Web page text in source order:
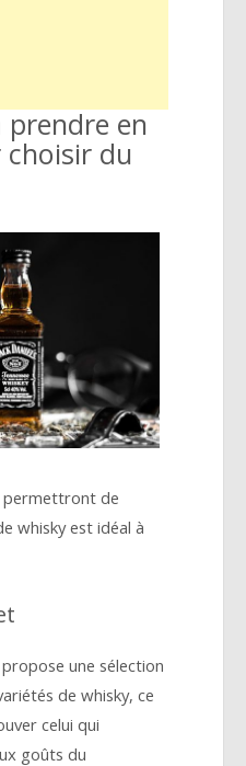
prendre en
du
permettront de
whisky est idéal à
une sélection
de whisky, ce
celui qui
goûts du